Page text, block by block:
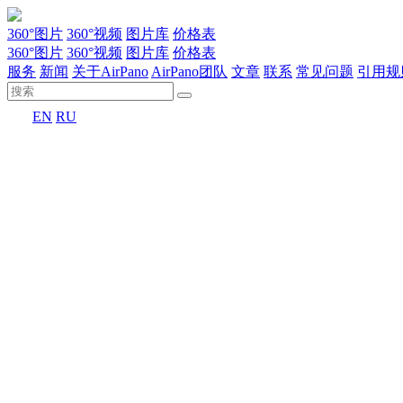
360°图片 360°视频 图片库 价格表
360°图片 360°视频 图片库 价格表
服务 新闻 关于AirPano AirPano团队 文章 联系 常见问题 引用
EN RU